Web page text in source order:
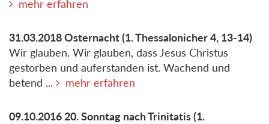
mehr erfahren
31.03.2018Osternacht(1. Thessalonicher 4, 13-14)
Wir glauben. Wir glauben, dass Jesus Christus
gestorben und auferstanden ist. Wachend und
betend ...
mehr erfahren
09.10.2016 20. Sonntag nach Trinitatis(1.